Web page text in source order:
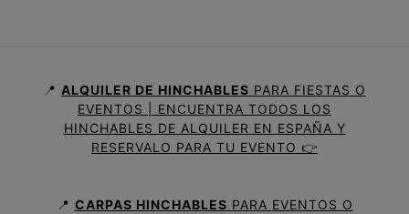
📍 ALQUILER DE HINCHABLES PARA FIESTAS O
EVENTOS | ENCUENTRA TODOS LOS
HINCHABLES DE ALQUILER EN ESPAÑA Y
RESERVALO PARA TU EVENTO 👉
📍 CARPAS HINCHABLES PARA EVENTOS O